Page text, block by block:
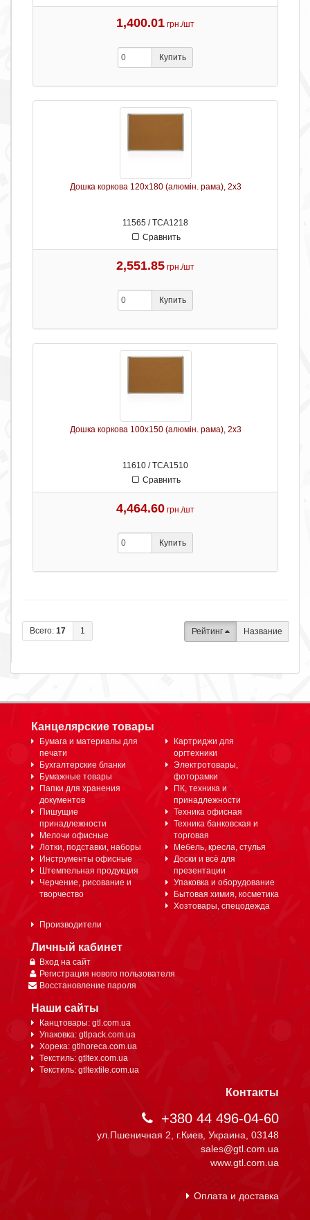
1,400.01 грн./шт
Купить
Дошка коркова 120х180 (алюмін. рама), 2х3
11565 / ТСА1218
Сравнить
2,551.85 грн./шт
Купить
Дошка коркова 100х150 (алюмін. рама), 2х3
11610 / ТСА1510
Сравнить
4,464.60 грн./шт
Купить
Всего: 17 1 Рейтинг Название
Канцелярские товары
Бумага и материалы для
печати
Бухгалтерские бланки
Бумажные товары
Папки для хранения
документов
Пишущие
принадлежности
Мелочи офисные
Лотки, подставки, наборы
Инструменты офисные
Штемпельная продукция
Черчение, рисование и
творчество
Картриджи для
оргтехники
Электротовары,
фоторамки
ПК, техника и
принадлежности
Техника офисная
Техника банковская и
торговая
Мебель, кресла, стулья
Доски и всё для
презентации
Упаковка и оборудование
Бытовая химия, косметика
Хозтовары, спецодежда
Производители
Личный кабинет
Вход на сайт
Регистрация нового пользователя
Восстановление пароля
Наши сайты
Канцтовары: gtl.com.ua
Упаковка: gtlpack.com.ua
Хорека: gtlhoreca.com.ua
Текстиль: gtltex.com.ua
Текстиль: gtltextile.com.ua
Контакты
+380 44 496-04-60
ул.Пшеничная 2, г.Киев, Украина, 03148
sales@gtl.com.ua
www.gtl.com.ua
Оплата и доставка